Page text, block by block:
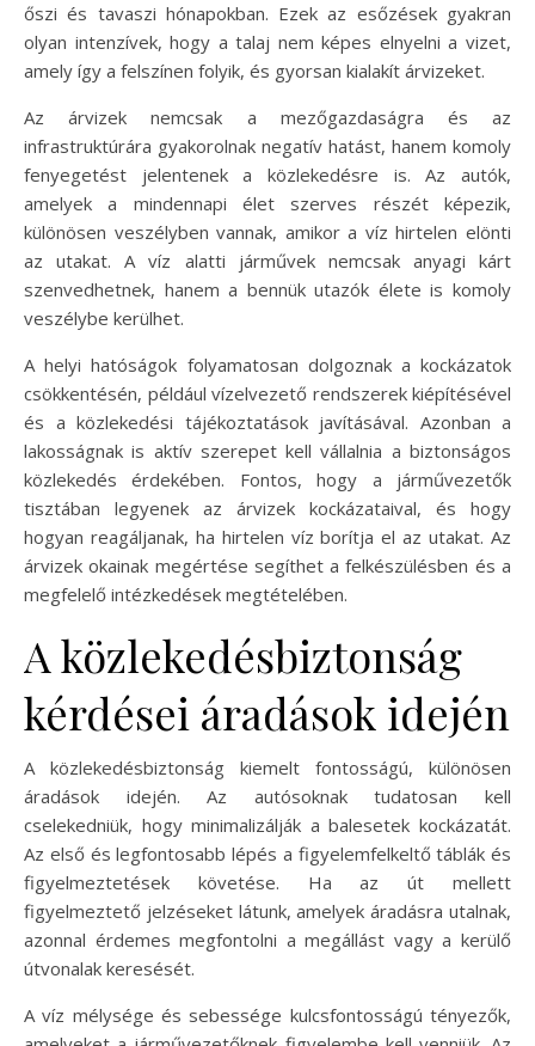
őszi és tavaszi hónapokban. Ezek az esőzések gyakran
olyan intenzívek, hogy a talaj nem képes elnyelni a vizet,
amely így a felszínen folyik, és gyorsan kialakít árvizeket.
Az árvizek nemcsak a mezőgazdaságra és az
infrastruktúrára gyakorolnak negatív hatást, hanem komoly
fenyegetést jelentenek a közlekedésre is. Az autók,
amelyek a mindennapi élet szerves részét képezik,
különösen veszélyben vannak, amikor a víz hirtelen elönti
az utakat. A víz alatti járművek nemcsak anyagi kárt
szenvedhetnek, hanem a bennük utazók élete is komoly
veszélybe kerülhet.
A helyi hatóságok folyamatosan dolgoznak a kockázatok
csökkentésén, például vízelvezető rendszerek kiépítésével
és a közlekedési tájékoztatások javításával. Azonban a
lakosságnak is aktív szerepet kell vállalnia a biztonságos
közlekedés érdekében. Fontos, hogy a járművezetők
tisztában legyenek az árvizek kockázataival, és hogy
hogyan reagáljanak, ha hirtelen víz borítja el az utakat. Az
árvizek okainak megértése segíthet a felkészülésben és a
megfelelő intézkedések megtételében.
A közlekedésbiztonság
kérdései áradások idején
A közlekedésbiztonság kiemelt fontosságú, különösen
áradások idején. Az autósoknak tudatosan kell
cselekedniük, hogy minimalizálják a balesetek kockázatát.
Az első és legfontosabb lépés a figyelemfelkeltő táblák és
figyelmeztetések követése. Ha az út mellett
figyelmeztető jelzéseket látunk, amelyek áradásra utalnak,
azonnal érdemes megfontolni a megállást vagy a kerülő
útvonalak keresését.
A víz mélysége és sebessége kulcsfontosságú tényezők,